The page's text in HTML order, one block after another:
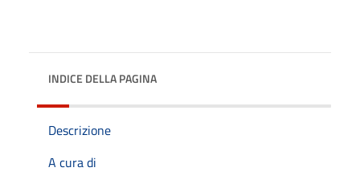
INDICE DELLA PAGINA
Descrizione
A cura di